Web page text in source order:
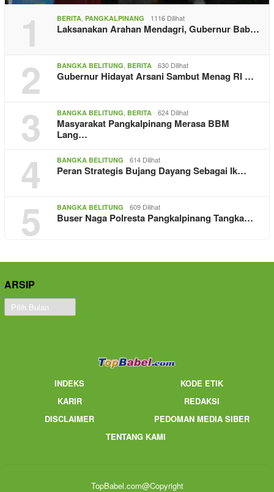
1 BERITA PANGKALPINANG 1116 Dilihat
Laksanakan Arahan Mendagri, Gubernur Bab…
2 BANGKA BELITUNG BERITA 630 Dilihat
Gubernur Hidayat Arsani Sambut Menag RI …
3 BANGKA BELITUNG BERITA 624 Dilihat
Masyarakat Pangkalpinang Merasa BBM
Lang…
4 BANGKA BELITUNG 614 Dilihat
Peran Strategis Bujang Dayang Sebagai Ik…
5 BANGKA BELITUNG 609 Dilihat
Buser Naga Polresta Pangkalpinang Tangka…
ARSIP
Arsip
INDEKS
KODE ETIK
KARIR
REDAKSI
DISCLAIMER
PEDOMAN MEDIA SIBER
TENTANG KAMI
TopBabel.com@Copyright